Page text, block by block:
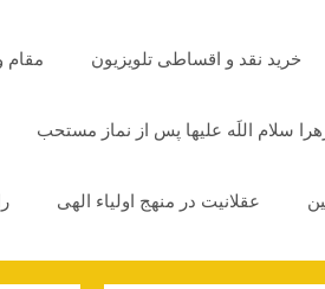
خرید نقد و اقساطی تلویزیون مقام
سلام اللَه علیها پس از نماز مستحب
عقلانیت در منهج اولیاء الهی